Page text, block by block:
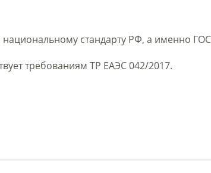
стандарту РФ, а именно
требованиям ТР ЕАЭС 042/2017.